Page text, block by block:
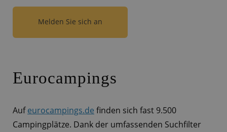
Melden Sie sich an
Eurocampings
Aufeurocampings.de finden sich fast 9.500
Campingplätze. Dank der umfassenden Suchfilter